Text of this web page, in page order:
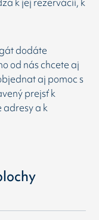
dodáte
od nás chcete aj
aj pomoc s
prejsť k
a k